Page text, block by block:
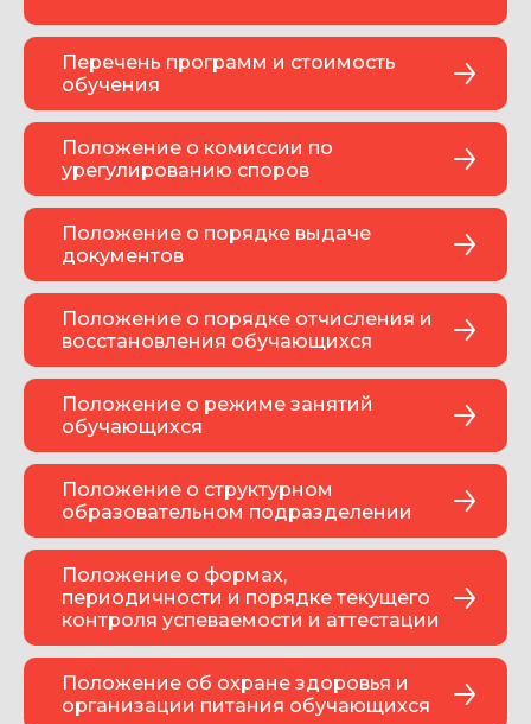
Перечень программ и стоимость
обучения
Положение о комиссии по
урегулированию споров
Положение о порядке выдаче
документов
Положение о порядке отчисления и
восстановления обучающихся
Положение о режиме занятий
обучающихся
Положение о структурном
образовательном подразделении
Положение о формах,
периодичности и порядке текущего
контроля успеваемости и аттестации
Положение об охране здоровья и
организации питания обучающихся